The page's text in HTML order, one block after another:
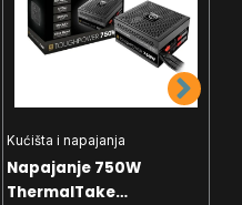
Kućišta i napajanja
Napajanje 750W
ThermalTake